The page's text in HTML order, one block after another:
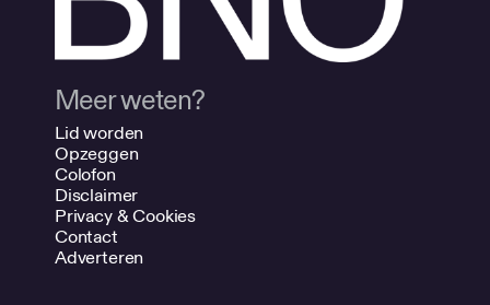
Meer weten?
Lid worden
Opzeggen
Colofon
Disclaimer
Privacy & Cookies
Contact
Adverteren